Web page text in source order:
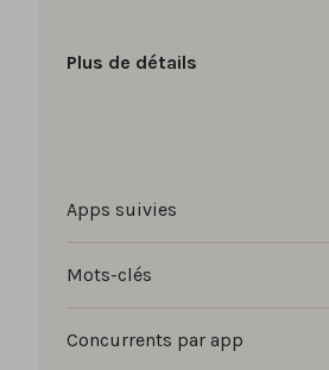
Plus de détails
Apps suivies
Mots-clés
Concurrents par app